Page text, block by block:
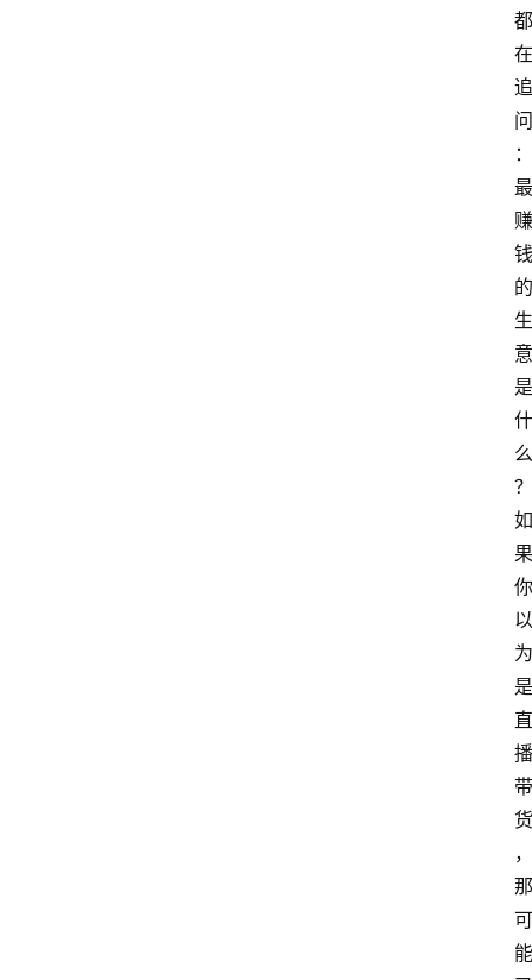
都
在
追
问
：
最
赚
钱
的
生
意
是
什
么
？
如
果
你
以
为
是
直
播
带
货
，
那
可
能